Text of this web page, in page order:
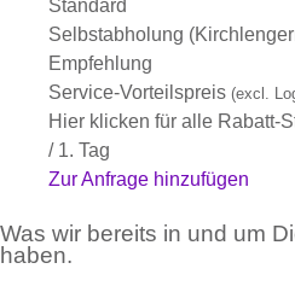
Standard
Selbstabholung
Empfehlung
Service-Vorteilspreis (excl.
Hier klicken für alle Rabatt-
/ 1. Tag
Zur Anfrage hinzufügen
Was wir bereits in und um
haben.